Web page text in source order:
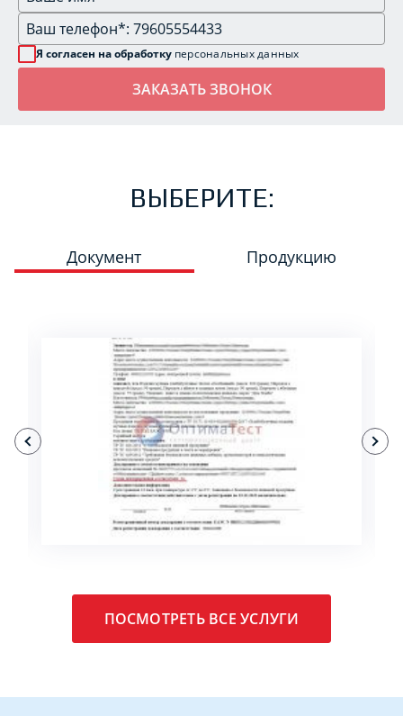
Я согласен на обработку персональных данных
ВЫБЕРИТЕ:
Документ Продукцию
ПОДРОБНЕЕ
ПОСМОТРЕТЬ ВСЕ УСЛУГИ